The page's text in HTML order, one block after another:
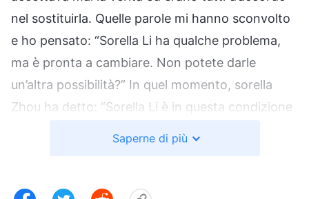
nel sostituirla. Quelle parole mi hanno sconvolto
e ho pensato: “Sorella Li ha qualche problema,
ma è pronta a cambiare. Non potete darle
un’altra possibilità?” In quel momento, sorella
Zhou ha detto: “Sorella Li è in questa condizione
intervenuta all’istante: “Sorella Li ha difficoltà ad
Saperne di più